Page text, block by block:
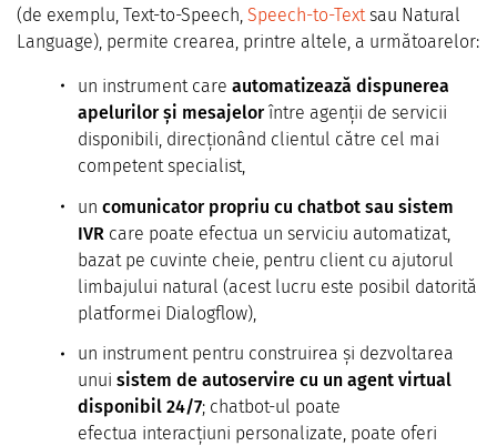
(de exemplu, Text-to-Speech, Speech-to-Textsau Natural
Language), permite crearea, printre altele, a următoarelor:
un instrument care automatizează dispunerea
apelurilor și mesajelorîntre agenții de servicii
disponibili, direcționând clientul către cel mai
competent specialist,
un comunicator propriu cu chatbot sau sistem
IVR care poate efectua un serviciu automatizat,
bazat pe cuvinte cheie, pentru client cu ajutorul
limbajului natural (acest lucru este posibil datorită
platformei Dialogflow),
un instrument pentru construirea și dezvoltarea
unui sistem de autoservire cu un agent virtual
disponibil 24/7; chatbot-ul poate
efectua interacțiuni personalizate, poate oferi